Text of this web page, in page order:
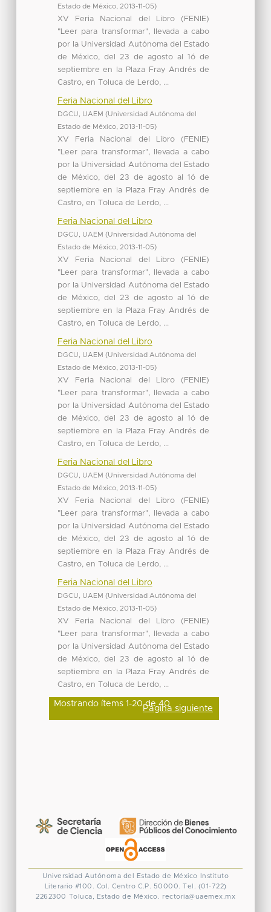
Estado de México, 2013-11-05)
XV Feria Nacional del Libro (FENIE)
"Leer para transformar", llevada a cabo
por la Universidad Autónoma del Estado
de México, del 23 de agosto al 1ó de
septiembre en la Plaza Fray Andrés de
Castro, en Toluca de Lerdo, ...
Feria Nacional del Libro
DGCU, UAEM (Universidad Autónoma del
Estado de México, 2013-11-05)
XV Feria Nacional del Libro (FENIE)
"Leer para transformar", llevada a cabo
por la Universidad Autónoma del Estado
de México, del 23 de agosto al 1ó de
septiembre en la Plaza Fray Andrés de
Castro, en Toluca de Lerdo, ...
Feria Nacional del Libro
DGCU, UAEM (Universidad Autónoma del
Estado de México, 2013-11-05)
XV Feria Nacional del Libro (FENIE)
"Leer para transformar", llevada a cabo
por la Universidad Autónoma del Estado
de México, del 23 de agosto al 1ó de
septiembre en la Plaza Fray Andrés de
Castro, en Toluca de Lerdo, ...
Feria Nacional del Libro
DGCU, UAEM (Universidad Autónoma del
Estado de México, 2013-11-05)
XV Feria Nacional del Libro (FENIE)
"Leer para transformar", llevada a cabo
por la Universidad Autónoma del Estado
de México, del 23 de agosto al 1ó de
septiembre en la Plaza Fray Andrés de
Castro, en Toluca de Lerdo, ...
Feria Nacional del Libro
DGCU, UAEM (Universidad Autónoma del
Estado de México, 2013-11-05)
XV Feria Nacional del Libro (FENIE)
"Leer para transformar", llevada a cabo
por la Universidad Autónoma del Estado
de México, del 23 de agosto al 1ó de
septiembre en la Plaza Fray Andrés de
Castro, en Toluca de Lerdo, ...
Feria Nacional del Libro
DGCU, UAEM (Universidad Autónoma del
Estado de México, 2013-11-05)
XV Feria Nacional del Libro (FENIE)
"Leer para transformar", llevada a cabo
por la Universidad Autónoma del Estado
de México, del 23 de agosto al 1ó de
septiembre en la Plaza Fray Andrés de
Castro, en Toluca de Lerdo, ...
Mostrando ítems 1-20 de 40Página siguiente
Universidad Autónoma del Estado de México
Instituto
Literario #100. Col. Centro C.P. 50000. Tel. (01-722)
2262300 Toluca, Estado de México. rectoria@uaemex.mx